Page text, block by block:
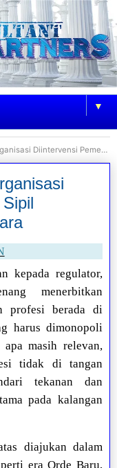
▼
Pemerintah, Sipil Menggugat Otoritas Negara
kepada regulator,
menerbitkan
profesi berada di
harus dimonopoli
apa masih relevan,
tidak di tangan
tekanan dan
pada kalangan
diajukan dalam
era Orde Baru,